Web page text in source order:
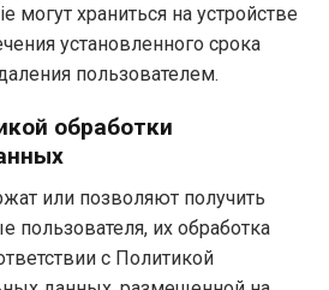
могут храниться на устройстве
установленного срока
пользователем.
обработки
или позволяют получить
пользователя, их обработка
с Политикой